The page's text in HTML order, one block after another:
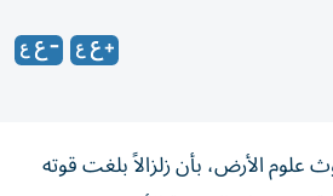
‌علوم الأرض، بأن ‌زلزالاً ⁠بلغت قوته